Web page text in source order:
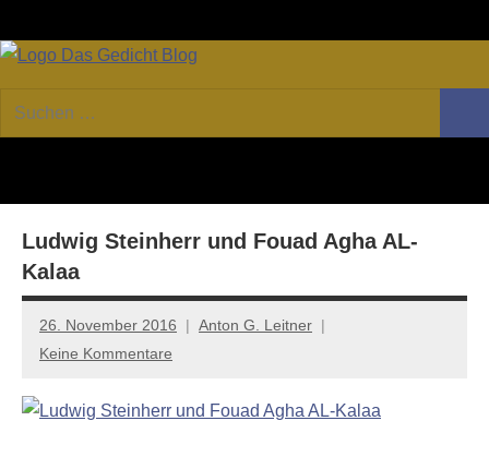
Inhalt
GEDICHT
Forum
von
Lyrik,
Essay
Suchen
nach:
Ludwig Steinherr und Fouad Agha AL-
Kalaa
26. November 2016
Anton G. Leitner
Keine Kommentare